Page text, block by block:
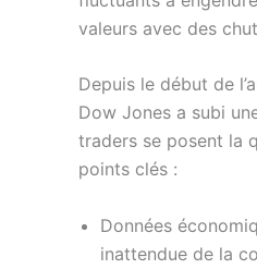
valeurs avec des
Depuis le début de
Dow Jones a subi
traders se posent la
points clés :
Données
inattendue de la